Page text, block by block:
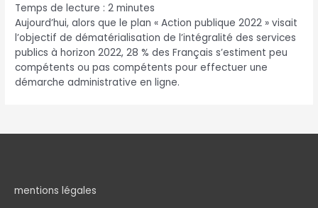
Temps de lecture :2 minutes
Aujourd’hui, alors que le plan « Action publique 2022 » visait
l’objectif de dématérialisation de l’intégralité des services
publics à horizon 2022, 28 % des Français s’estiment peu
compétents ou pas compétents pour effectuer une
démarche administrative en ligne.
mentions légales